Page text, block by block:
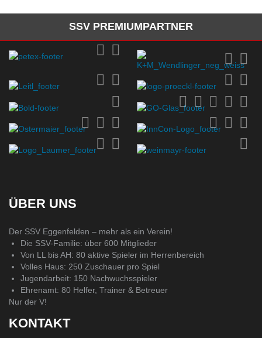
SSV PREMIUMPARTNER
ÜBER UNS
Der SSV Eggenfelden – mehr als ein Verein!
Die SSV-Familie: über 600 Mitglieder
Von LL bis AH: 80 aktive Spieler im Herrenbereich
Volles Haus: 250 Zuschauer pro Spiel
Jugendarbeit: 150 Nachwuchsspieler
Ehrenamt: 80 Helfer, Trainer & Betreuer
Nur der V!
KONTAKT